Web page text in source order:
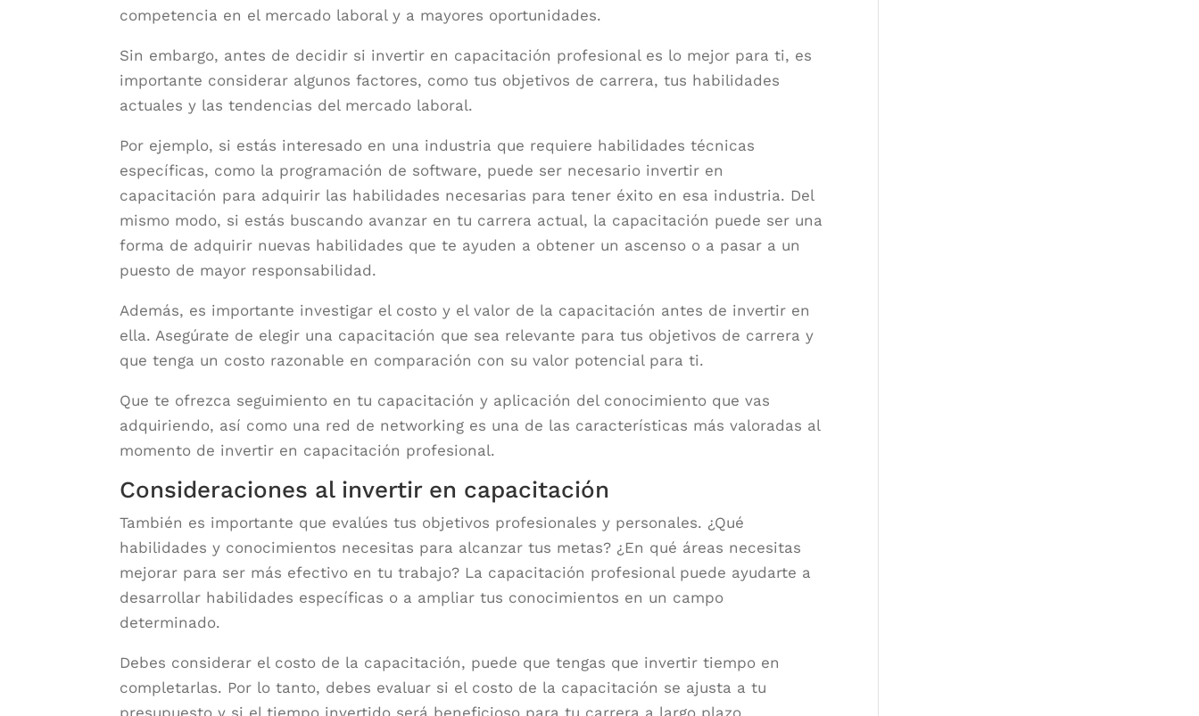
competencia en el mercado laboral y a mayores oportunidades.
Sin embargo, antes de decidir si invertir en capacitación profesional es lo mejor para ti, es
importante considerar algunos factores, como tus objetivos de carrera, tus habilidades
actuales y las tendencias del mercado laboral.
Por ejemplo, si estás interesado en una industria que requiere habilidades técnicas
específicas, como la programación de software, puede ser necesario invertir en
capacitación para adquirir las habilidades necesarias para tener éxito en esa industria. Del
mismo modo, si estás buscando avanzar en tu carrera actual, la capacitación puede ser una
forma de adquirir nuevas habilidades que te ayuden a obtener un ascenso o a pasar a un
puesto de mayor responsabilidad.
Además, es importante investigar el costo y el valor de la capacitación antes de invertir en
ella. Asegúrate de elegir una capacitación que sea relevante para tus objetivos de carrera y
que tenga un costo razonable en comparación con su valor potencial para ti.
Que te ofrezca seguimiento en tu capacitación y aplicación del conocimiento que vas
adquiriendo, así como una red de networking es una de las características más valoradas al
momento de invertir en capacitación profesional.
Consideraciones al invertir en capacitación
También es importante que evalúes tus objetivos profesionales y personales. ¿Qué
habilidades y conocimientos necesitas para alcanzar tus metas? ¿En qué áreas necesitas
mejorar para ser más efectivo en tu trabajo? La capacitación profesional puede ayudarte a
desarrollar habilidades específicas o a ampliar tus conocimientos en un campo
determinado.
Debes considerar el costo de la capacitación, puede que tengas que invertir tiempo en
completarlas. Por lo tanto, debes evaluar si el costo de la capacitación se ajusta a tu
presupuesto y si el tiempo invertido será beneficioso para tu carrera a largo plazo.